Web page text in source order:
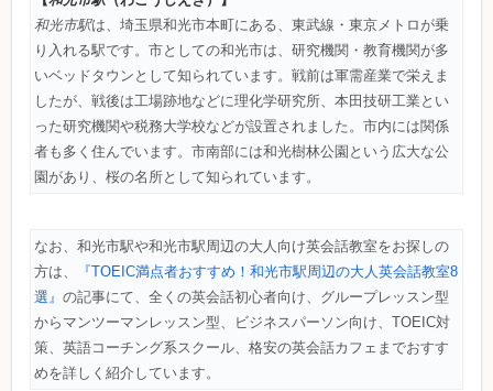
和光市駅は、埼玉県和光市本町にある、東武線・東京メトロが乗
り入れる駅です。市としての和光市は、研究機関・教育機関が多
いベッドタウンとして知られています。戦前は軍需産業で栄えま
したが、戦後は工場跡地などに理化学研究所、本田技研工業とい
った研究機関や税務大学校などが設置されました。市内には関係
者も多く住んでいます。市南部には和光樹林公園という広大な公
園があり、桜の名所として知られています。
なお、和光市駅や和光市駅周辺の大人向け英会話教室をお探しの
方は、
『TOEIC満点者おすすめ！和光市駅周辺の大人英会話教室8
選』 の記事にて、全くの英会話初心者向け、グループレッスン型
からマンツーマンレッスン型、ビジネスパーソン向け、TOEIC対
策、英語コーチング系スクール、格安の英会話カフェまでおすす
めを詳しく紹介しています。